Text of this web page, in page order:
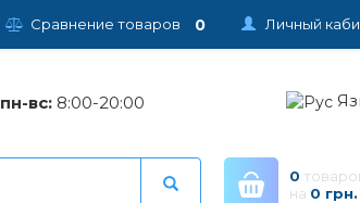
Личный
Сравнение товаров 0
пн-вс:8:00-20:00
0
на 0 грн.